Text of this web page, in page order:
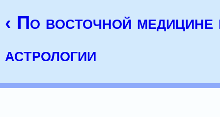
‹ По восточной медицине
астрологии